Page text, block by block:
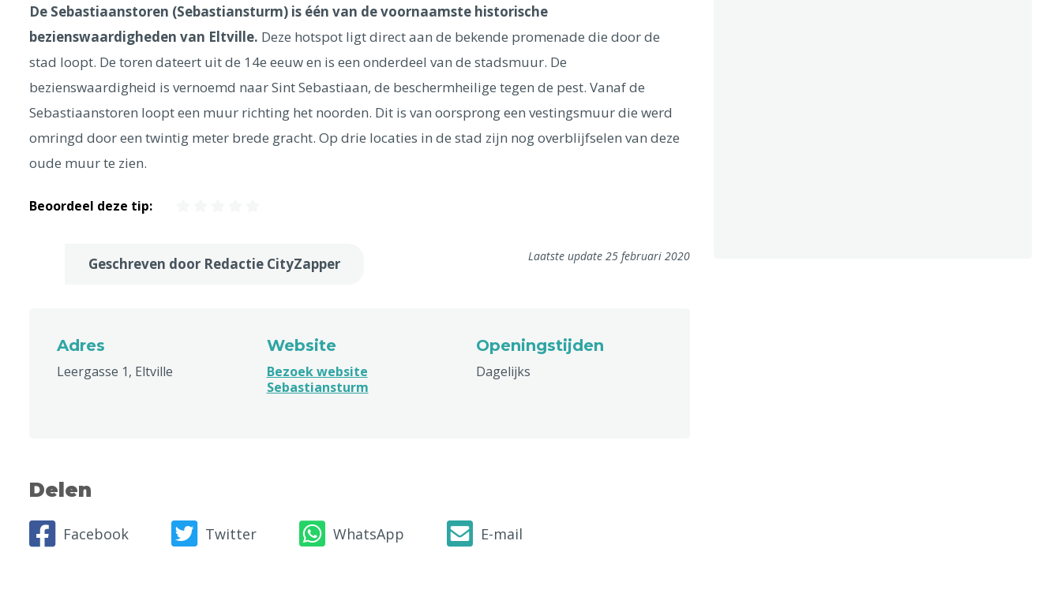
De Sebastiaanstoren (Sebastiansturm) is één van de voornaamste historische
bezienswaardigheden van Eltville. Deze hotspot ligt direct aan de bekende promenade die door de
stad loopt. De toren dateert uit de 14e eeuw en is een onderdeel van de stadsmuur. De
bezienswaardigheid is vernoemd naar Sint Sebastiaan, de beschermheilige tegen de pest. Vanaf de
Sebastiaanstoren loopt een muur richting het noorden. Dit is van oorsprong een vestingsmuur die werd
omringd door een twintig meter brede gracht. Op drie locaties in de stad zijn nog overblijfselen van deze
oude muur te zien.
Beoordeel deze tip:
Geschreven door Redactie CityZapper Laatste update 25 februari 2020
Adres
Leergasse 1, Eltville
Website
Bezoek website
Sebastiansturm
Openingstijden
Dagelijks
Delen
Facebook Twitter WhatsApp E-mail